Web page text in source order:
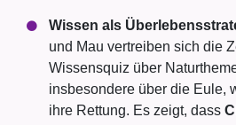
Wissen als
und Mau vertreiben sich die
Wissensquiz über
insbesondere über die Eule,
ihre Rettung. Es zeigt, dass